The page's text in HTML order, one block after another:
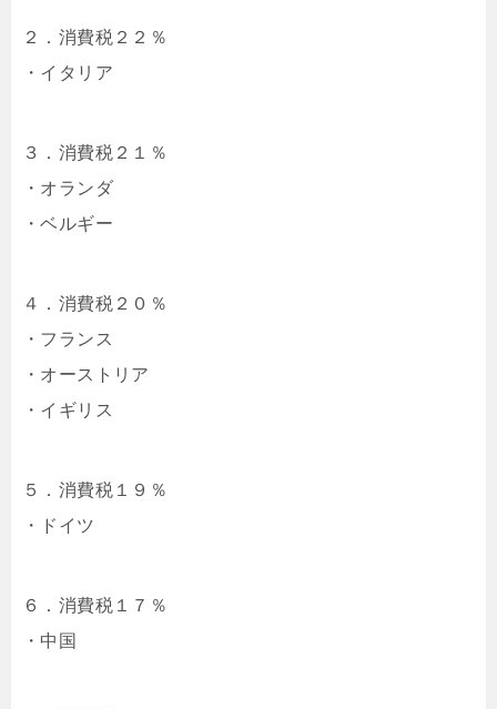
２．消費税２２％
・イタリア
３．消費税２１％
・オランダ
・ベルギー
４．消費税２０％
・フランス
・オーストリア
・イギリス
５．消費税１９％
・ドイツ
６．消費税１７％
・中国